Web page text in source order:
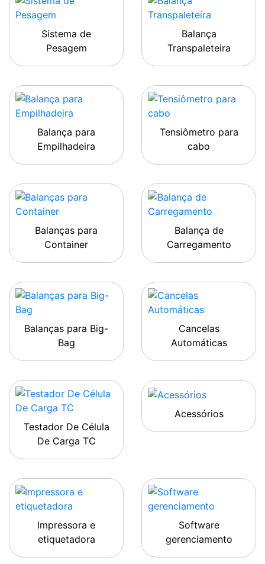
Sistema de
Pesagem
Balança
Transpaleteira
Balança para
Empilhadeira
Tensiômetro para
cabo
Balanças para
Container
Balança de
Carregamento
Balanças para Big-
Bag
Cancelas
Automáticas
Testador De Célula
De Carga TC
Acessórios
Impressora e
etiquetadora
Software
gerenciamento